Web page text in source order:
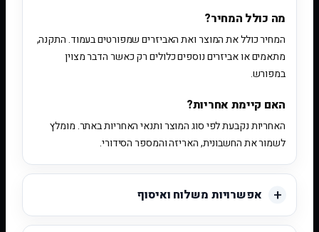
מה כולל המחיר?
המחיר כולל את המוצר ואת האביזרים שמפורטים בעמוד. התקנה,
מתאמים או אביזרים נוספים כלולים רק כאשר הדבר מצוין
במפורש.
האם קיימת אחריות?
האחריות נקבעת לפי סוג המוצר ותנאי האחריות באתר. מומלץ
לשמור את החשבונית, האריזה והמספר הסידורי.
אפשרויות משלוח ואיסוף